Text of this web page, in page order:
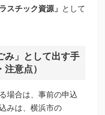
スチック資源」
として
み」として出す手
意点）
場合は、事前の申込
みは、横浜市の